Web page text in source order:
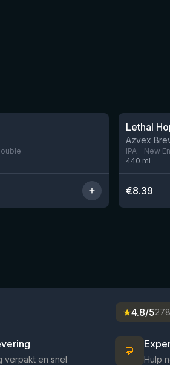
Lethal
Azvex
IPA - New
440 ml
€8.39
★4.8/5
verpakt en snel
💬
Hulp